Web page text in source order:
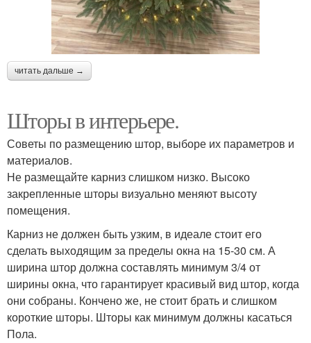
читать дальше →
Шторы в интерьере.
Советы по размещению штор, выборе их параметров и
материалов.
Не размещайте карниз слишком низко. Высоко
закрепленные шторы визуально меняют высоту
помещения.
Карниз не должен быть узким, в идеале стоит его
сделать выходящим за пределы окна на 15-30 см. А
ширина штор должна составлять минимум 3/4 от
ширины окна, что гарантирует красивый вид штор, когда
они собраны. Кончено же, не стоит брать и слишком
короткие шторы. Шторы как минимум должны касаться
Пола.